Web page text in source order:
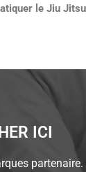
le Jiu
ICI
partenaire.